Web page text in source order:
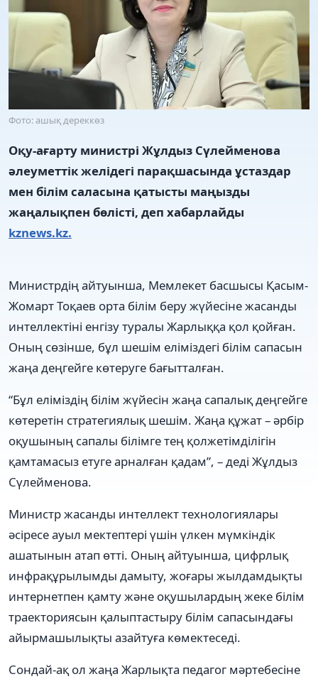
Фото: ашық дереккөз
Оқу-ағарту министрі Жұлдыз Сүлейменова
әлеуметтік желідегі парақшасында ұстаздар
мен білім саласына қатысты маңызды
жаңалықпен бөлісті, деп хабарлайды
kznews.kz.
Министрдің айтуынша, Мемлекет басшысы Қасым-
Жомарт Тоқаев орта білім беру жүйесіне жасанды
интеллектіні енгізу туралы Жарлыққа қол қойған.
Оның сөзінше, бұл шешім еліміздегі білім сапасын
жаңа деңгейге көтеруге бағытталған.
“Бұл еліміздің білім жүйесін жаңа сапалық деңгейге
көтеретін стратегиялық шешім. Жаңа құжат – әрбір
оқушының сапалы білімге тең қолжетімділігін
қамтамасыз етуге арналған қадам”, – деді Жұлдыз
Сүлейменова.
Министр жасанды интеллект технологиялары
әсіресе ауыл мектептері үшін үлкен мүмкіндік
ашатынын атап өтті. Оның айтуынша, цифрлық
инфрақұрылымды дамыту, жоғары жылдамдықты
интернетпен қамту және оқушылардың жеке білім
траекториясын қалыптастыру білім сапасындағы
айырмашылықты азайтуға көмектеседі.
Сондай-ақ ол жаңа Жарлықта педагог мәртебесіне